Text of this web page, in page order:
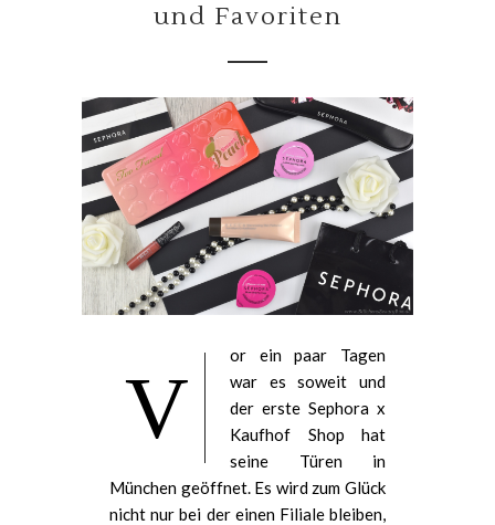
und Favoriten
V
or ein paar Tagen
war es soweit und
der erste Sephora x
Kaufhof Shop hat
seine Türen in
München geöffnet. Es wird zum Glück
nicht nur bei der einen Filiale bleiben,